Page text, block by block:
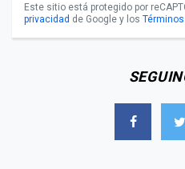
Este sitio está protegido por
privacidad de Google y los